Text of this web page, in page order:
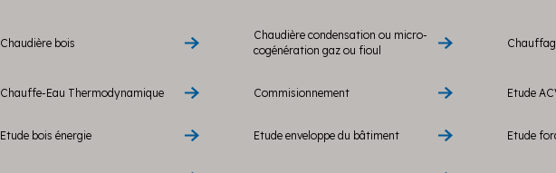
Chaudière bois
Chaudière condensation ou micro-
cogénération gaz ou fioul
Chauffe-Eau Thermodynamique Commisionnement Etude
Etude bois énergie Etude enveloppe du bâtiment Etude